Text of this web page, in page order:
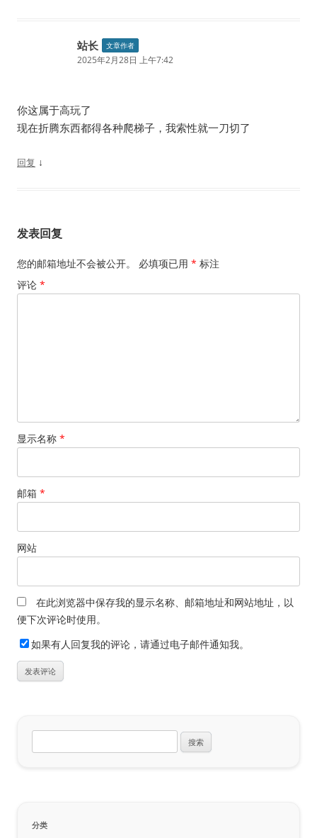
站长 文章作者
2025年2月28日 上午7:42
你这属于高玩了
现在折腾东西都得各种爬梯子，我索性就一刀切了
回复 ↓
发表回复
您的邮箱地址不会被公开。 必填项已用 * 标注
评论 *
显示名称 *
邮箱 *
网站
在此浏览器中保存我的显示名称、邮箱地址和网站地址，以
便下次评论时使用。
如果有人回复我的评论，请通过电子邮件通知我。
索：
分类